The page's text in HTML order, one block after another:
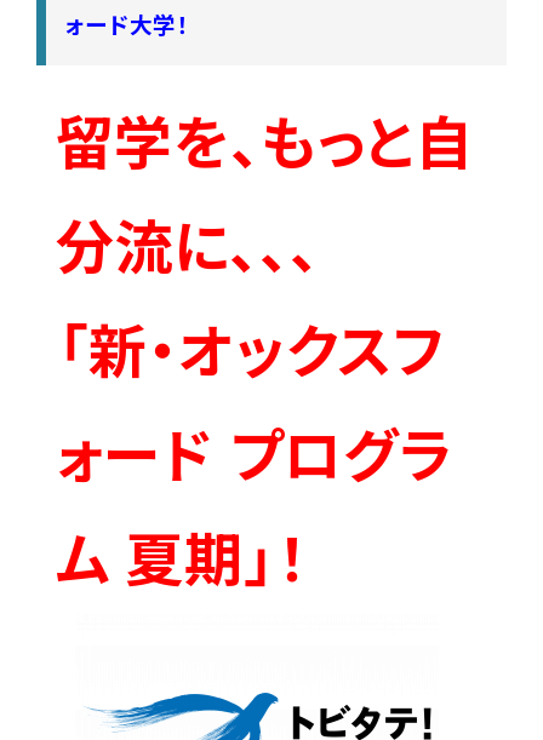
ォード大学！
留学を、もっと自
分流に、、、
「新・オックスフ
ォード プログラ
ム 夏期」！